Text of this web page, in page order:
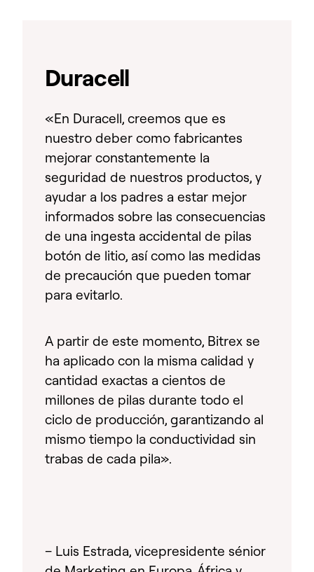
Duracell
«En Duracell, creemos que es
nuestro deber como fabricantes
mejorar constantemente la
seguridad de nuestros productos, y
ayudar a los padres a estar mejor
informados sobre las consecuencias
de una ingesta accidental de pilas
botón de litio, así como las medidas
de precaución que pueden tomar
para evitarlo.
A partir de este momento, Bitrex se
ha aplicado con la misma calidad y
cantidad exactas a cientos de
millones de pilas durante todo el
ciclo de producción, garantizando al
mismo tiempo la conductividad sin
trabas de cada pila».
– Luis Estrada, vicepresidente sénior